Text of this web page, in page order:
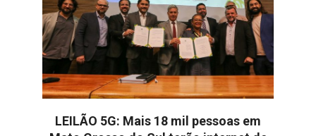
LEILÃO 5G: Mais 18 mil pessoas em